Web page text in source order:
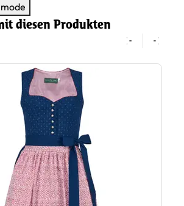
diesen Produkten